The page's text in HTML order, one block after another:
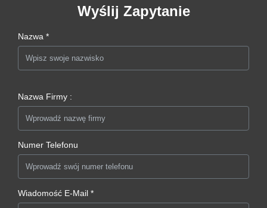
Wyślij Zapytanie
Nazwa *
Nazwa Firmy :
Numer Telefonu
Wiadomość E-Mail *